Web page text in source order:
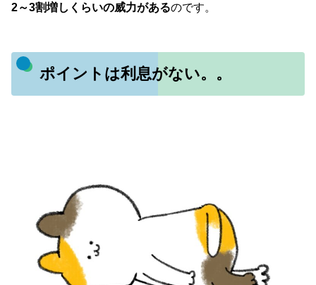
2～3割増しくらいの威力があるのです。
ポイントは利息がない。。